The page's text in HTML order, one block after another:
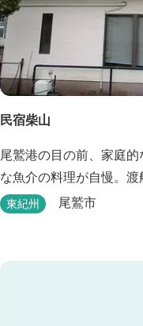
民宿柴山
尾鷲港の目の前、家庭
な魚介の料理が自慢。渡
東紀州 尾鷲市